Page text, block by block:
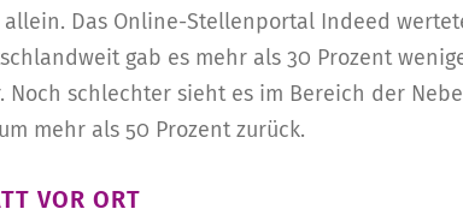
Das Online-Stellenportal Indeed
gab es mehr als 30 Prozent
Noch schlechter sieht es im Bereich der
mehr als 50 Prozent zurück.
VOR ORT